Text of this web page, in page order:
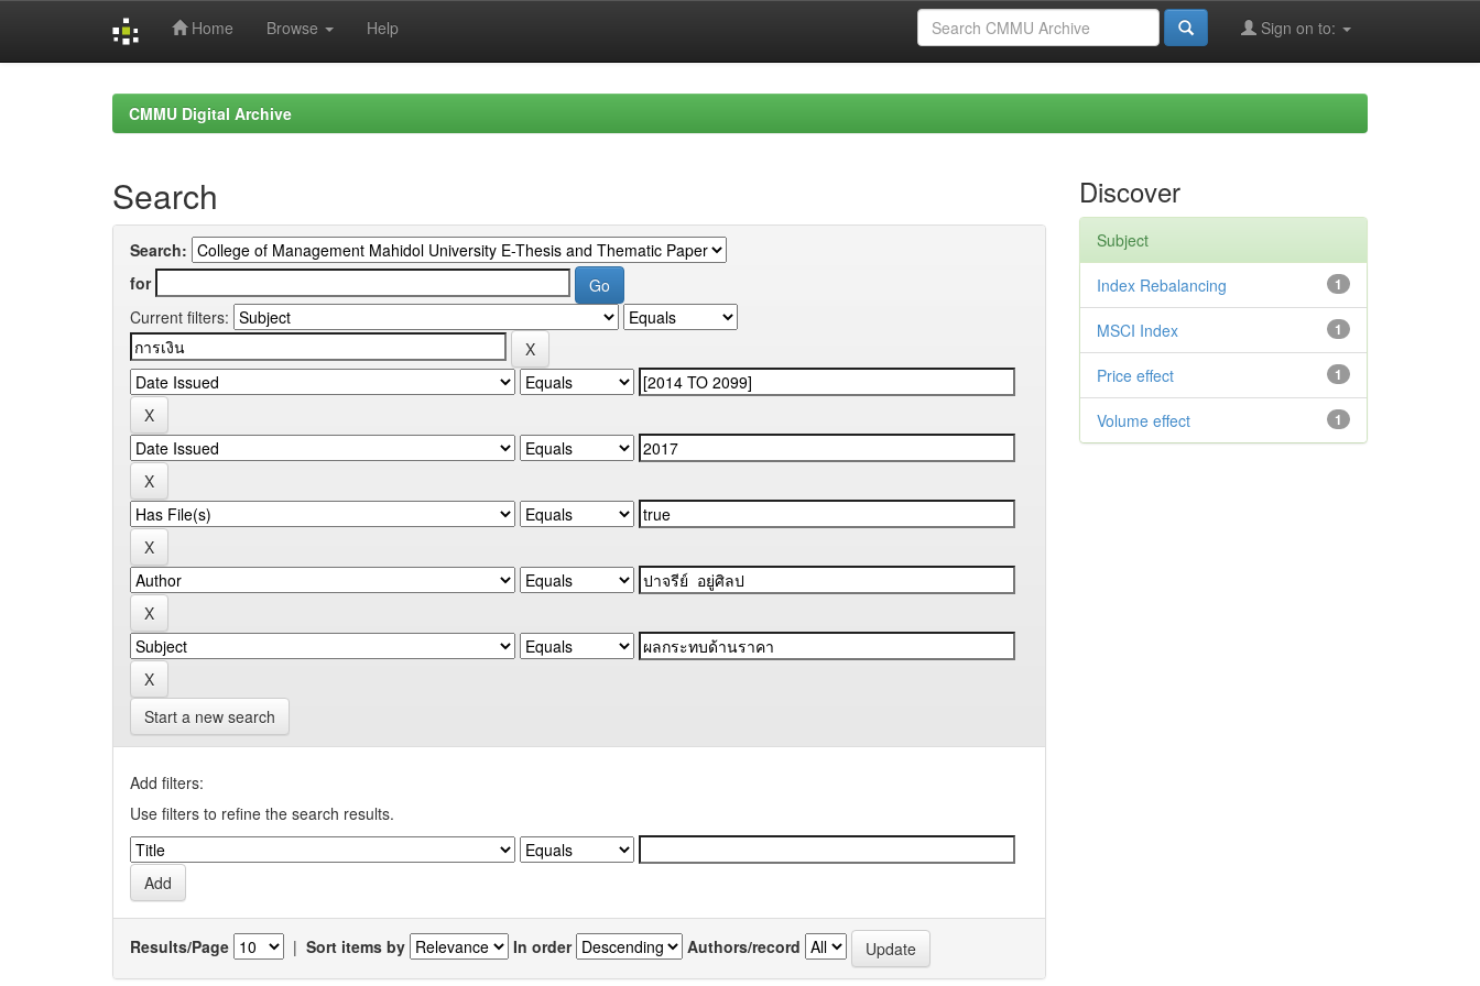
Home Browse Help Sign on to:
CMMU Digital Archive
Search
Search:
for
Current filters:
Start a new search
Add filters:
Use filters to refine the search results.
Results/Page | Sort items by In order Authors/record
Discover
Subject
1
Index Rebalancing
1
MSCI Index
1
Price effect
1
Volume effect